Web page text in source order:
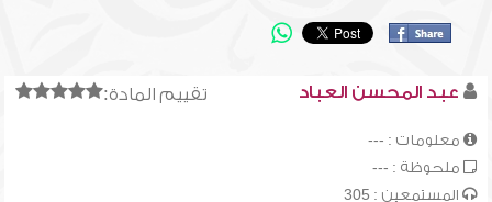
تقييم المادة: عبد المحسن العباد
معلومات : ---
ملحوظة : ---
المستمعين : 305